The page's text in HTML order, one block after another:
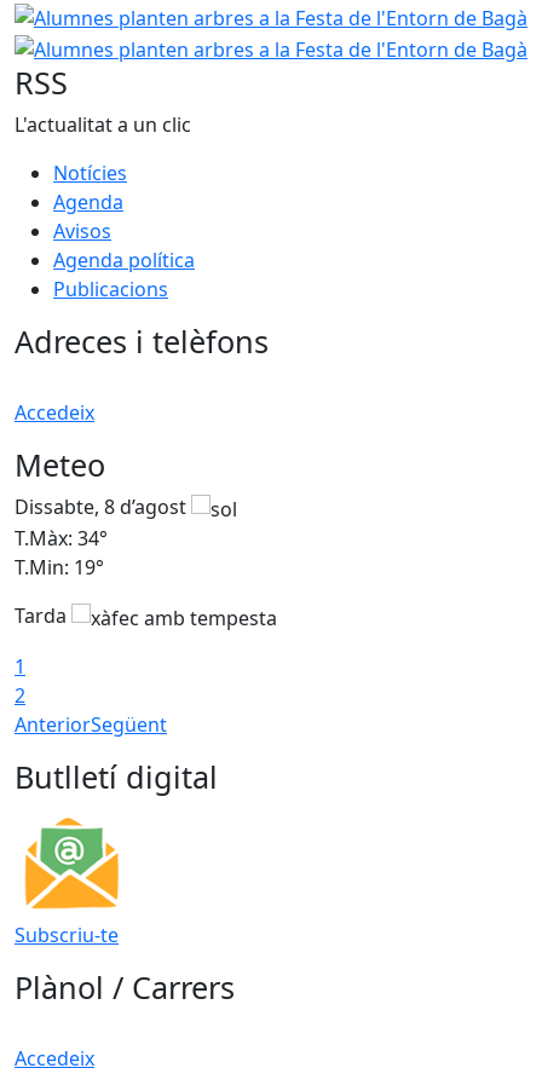
Alumnes planten arbres a la Festa de l'Entorn de Bagà
Alumnes planten arbres a la Festa de l'Entorn de Bagà
RSS
L'actualitat a un clic
Notícies
Agenda
Avisos
Agenda política
Publicacions
Adreces i telèfons
Accedeix
Meteo
Dissabte, 8 d’agost
T.Màx: 34°
T.Min: 19°
Tarda
1
2
AnteriorSegüent
Butlletí digital
Subscriu-te
Plànol / Carrers
Accedeix